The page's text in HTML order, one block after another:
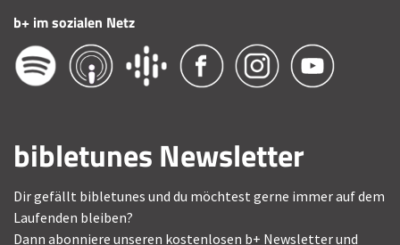
b+ im sozialen Netz
bibletunes Newsletter
Dir gefällt bibletunes und du möchtest gerne immer auf dem
Laufenden bleiben?
Dann abonniere unseren kostenlosen b+ Newsletter und